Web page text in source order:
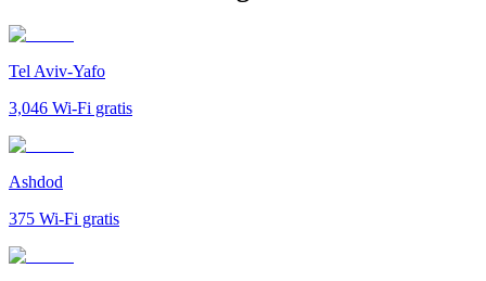
Tel Aviv-Yafo
3,046 Wi-Fi gratis
Ashdod
375 Wi-Fi gratis